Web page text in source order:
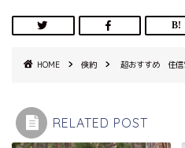
HOME 倹約 超おすすめ 住信
RELATED POST